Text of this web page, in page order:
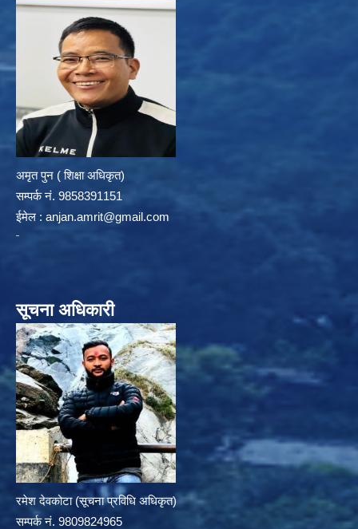
अमृत पुन ( शिक्षा अधिकृत)
सम्पर्क न‌ं. 9858391151
ईमेल : anjan.amrit@gmail.com
सूचना अधिकारी
रमेश देवकोटा (सूचना प्रविधि अधिकृत)
सम्पर्क न‌ं. 9809824965